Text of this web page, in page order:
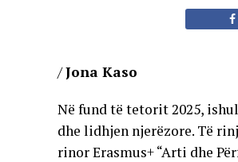
/Jona Kaso
Në fund të tetorit 2025,
dhe lidhjen njerëzore. Të
rinor Erasmus+ “Arti dhe